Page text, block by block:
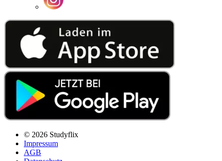
© 2026 Studyflix
Impressum
AGB